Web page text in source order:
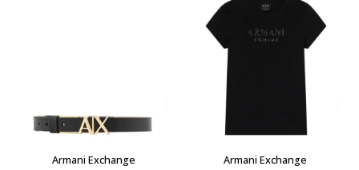
Armani Exchange Armani Exchange